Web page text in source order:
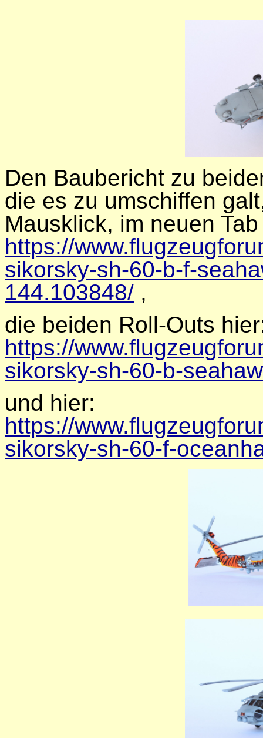
Den Baubericht zu
die es zu umschiffen
Mausklick, im neuen
https://
sikorsky-sh-60-b-f-
144.103848/ ,
die beiden Roll-Outs
https://
sikorsky-sh-60-b-
und hier:
https://
sikorsky-sh-60-f-